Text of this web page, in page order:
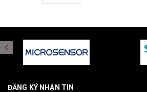
ĐĂNG KÝ NHẬN TIN